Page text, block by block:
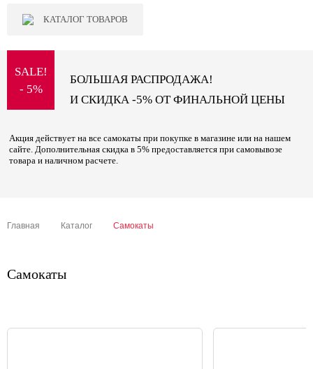
КАТАЛОГ ТОВАРОВ
SALE!
- 5%
БОЛЬШАЯ РАСПРОДАЖА!
И СКИДКА -5% ОТ ФИНАЛЬНОЙ ЦЕНЫ
Акция действует на все самокаты при покупке в магазине или на нашем
сайте. Дополнительная скидка в 5% предоставляется при самовывозе
товара и наличном расчете.
Главная Каталог Самокаты
Самокаты